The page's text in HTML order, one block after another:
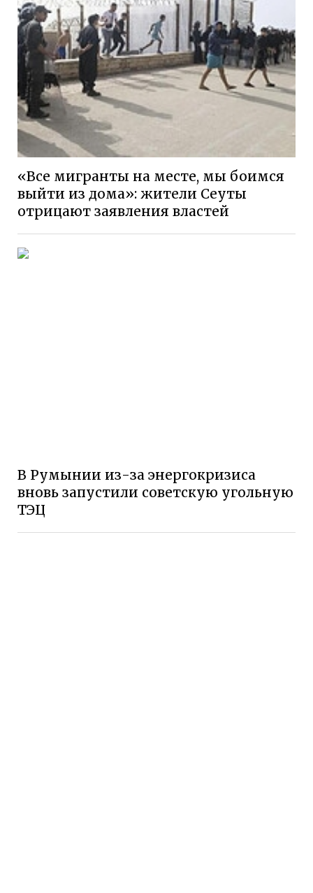
«Все мигранты на месте, мы боимся
выйти из дома»: жители Сеуты
отрицают заявления властей
В Румынии из-за энергокризиса
вновь запустили советскую угольную
ТЭЦ